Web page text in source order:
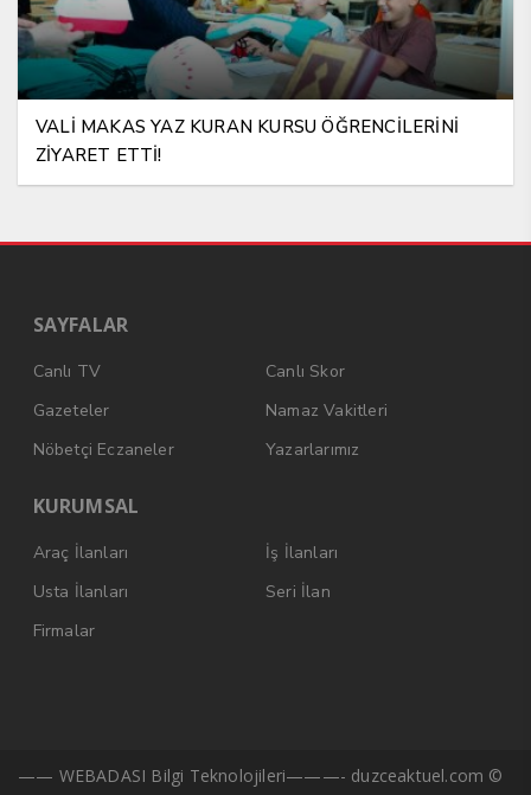
VALİ MAKAS YAZ KURAN KURSU ÖĞRENCİLERİNİ
ZİYARET ETTİ!
SAYFALAR
Canlı TV
Canlı Skor
Gazeteler
Namaz Vakitleri
Nöbetçi Eczaneler
Yazarlarımız
KURUMSAL
Araç İlanları
İş İlanları
Usta İlanları
Seri İlan
Firmalar
—— WEBADASI Bilgi Teknolojileri———- duzceaktuel.com ©